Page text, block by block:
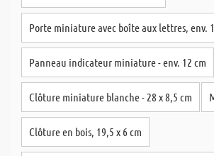
Porte miniature avec boîte aux lettres, env.
Panneau indicateur miniature - env. 12 cm
Clôture miniature blanche - 28 x 8,5 cm
Clôture en bois, 19,5 x 6 cm